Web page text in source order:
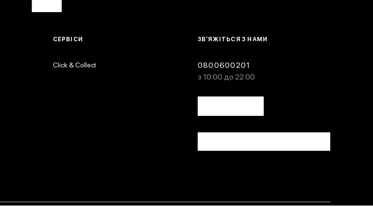
ЗВ’ЯЖІТЬСЯ З НАМИ
0800600201
з 10:00 до 22:00
СЕРВІСИ
Click & Collect